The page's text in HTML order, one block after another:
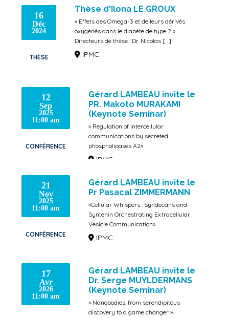
16
Déc
2024
THÈSE
Thèse d'Ilona LE GROUX
« Effets des Oméga-3 et de leurs dérivés
oxygénés dans le diabète de type 2 »
Directeurs de thèse : Dr. Nicolas […]
IPMC
12
Sep
2025
11:00 am
CONFÉRENCE
Gérard LAMBEAU invite le
PR. Makoto MURAKAMI
(Keynote Seminar)
« Regulation of intercellular
communications by secreted
phospholipases A2«
IPMC
21
Nov
2025
11:00 am
CONFÉRENCE
Gérard LAMBEAU invite le
Pr Pasacal ZIMMERMANN
«Cellular Whispers : Syndecans and
Syntenin Orchestrating Extracellular
Vesicle Communication»
IPMC
17
Avr
2026
11:00 am
Gérard LAMBEAU invite le
Dr. Serge MUYLDERMANS
(Keynote Seminar)
« Nanobodies, from serendipitous
discovery to a game changer »